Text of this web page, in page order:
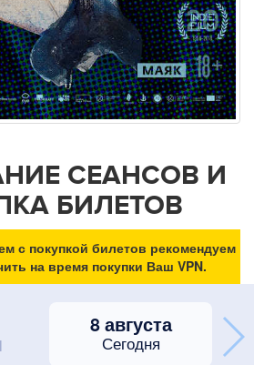
СЕАНСОВ И
БИЛЕТОВ
с покупкой билетов рекомендуем
на время покупки Ваш VPN.
8 августа
Сегодня